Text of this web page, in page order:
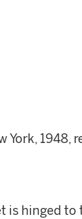
York, 1948,
is hinged